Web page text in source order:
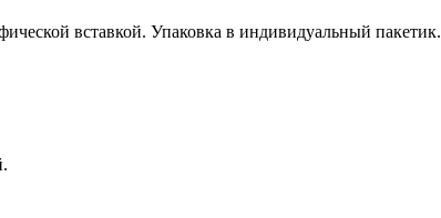
вставкой. Упаковка в индивидуальный пакетик.